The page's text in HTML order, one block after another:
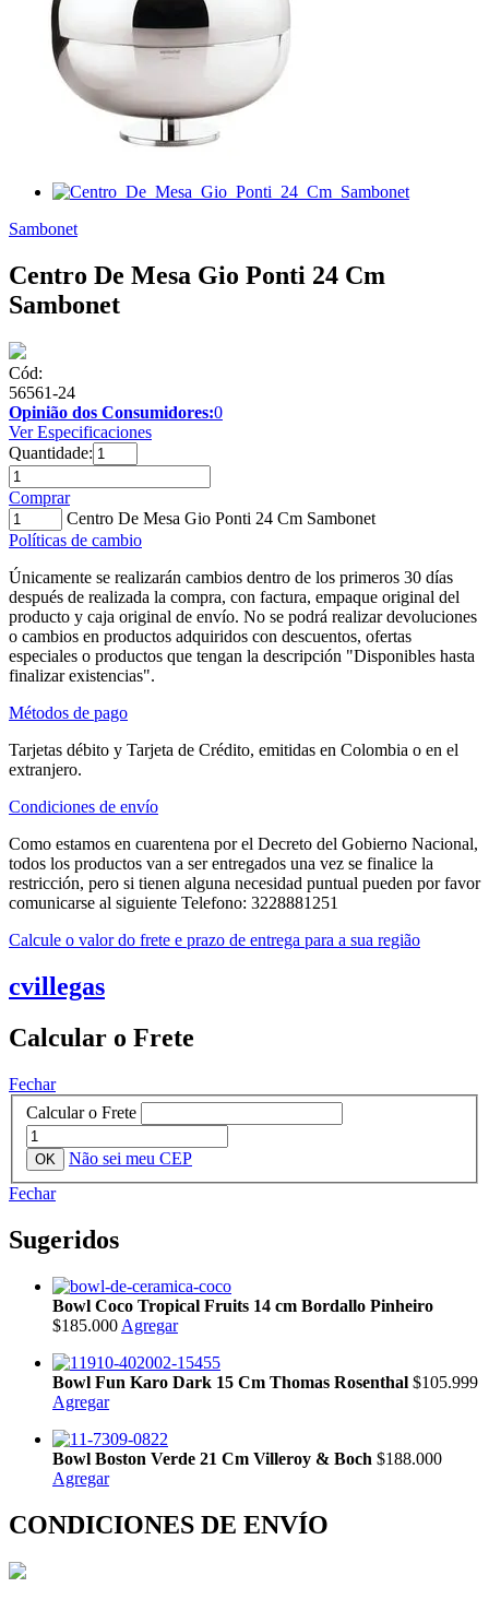
Sambonet
Centro De Mesa Gio Ponti 24 Cm
Sambonet
Cód:
56561-24
Opinião dos Consumidores:0
Ver Especificaciones
Quantidade:
Comprar
Centro De Mesa Gio Ponti 24 Cm Sambonet
Políticas de cambio
Únicamente se realizarán cambios dentro de los primeros 30 días
después de realizada la compra, con factura, empaque original del
producto y caja original de envío. No se podrá realizar devoluciones
o cambios en productos adquiridos con descuentos, ofertas
especiales o productos que tengan la descripción "Disponibles hasta
finalizar existencias".
Métodos de pago
Tarjetas débito y Tarjeta de Crédito, emitidas en Colombia o en el
extranjero.
Condiciones de envío
Como estamos en cuarentena por el Decreto del Gobierno Nacional,
todos los productos van a ser entregados una vez se finalice la
restricción, pero si tienen alguna necesidad puntual pueden por favor
comunicarse al siguiente Telefono: 3228881251
Calcule o valor do frete e prazo de entrega para a sua região
cvillegas
Calcular o Frete
Fechar
Calcular o Frete
Não sei meu CEP
Fechar
Sugeridos
Bowl Coco Tropical Fruits 14 cm Bordallo Pinheiro
$185.000 Agregar
Bowl Fun Karo Dark 15 Cm Thomas Rosenthal $105.999
Agregar
Bowl Boston Verde 21 Cm Villeroy & Boch $188.000
Agregar
CONDICIONES DE ENVÍO